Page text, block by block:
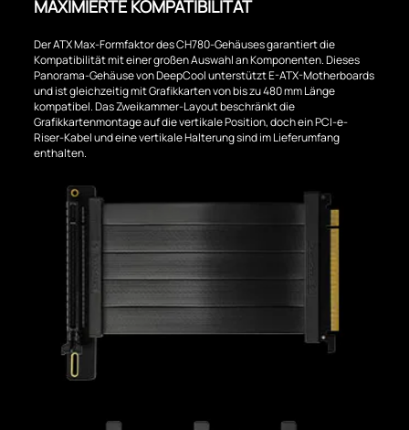
MAXIMIERTE KOMPATIBILITÄT
Der ATX Max-Formfaktor des CH780-Gehäuses garantiert die
Kompatibilität mit einer großen Auswahl an Komponenten. Dieses
Panorama-Gehäuse von DeepCool unterstützt E-ATX-Motherboards
und ist gleichzeitig mit Grafikkarten von bis zu 480 mm Länge
kompatibel. Das Zweikammer-Layout beschränkt die
Grafikkartenmontage auf die vertikale Position, doch ein PCI-e-
Riser-Kabel und eine vertikale Halterung sind im Lieferumfang
enthalten.